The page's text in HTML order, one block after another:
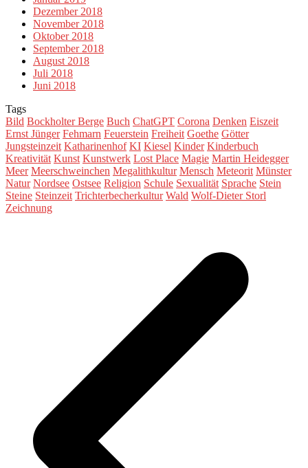
Dezember 2018
November 2018
Oktober 2018
September 2018
August 2018
Juli 2018
Juni 2018
Tags
Bild Bockholter Berge Buch ChatGPT Corona Denken Eiszeit
Ernst Jünger Fehmarn Feuerstein Freiheit Goethe Götter
Jungsteinzeit Katharinenhof KI Kiesel Kinder Kinderbuch
Kreativität Kunst Kunstwerk Lost Place Magie Martin Heidegger
Meer Meerschweinchen Megalithkultur Mensch Meteorit Münster
Natur Nordsee Ostsee Religion Schule Sexualität Sprache Stein
Steine Steinzeit Trichterbecherkultur Wald Wolf-Dieter Storl
Zeichnung